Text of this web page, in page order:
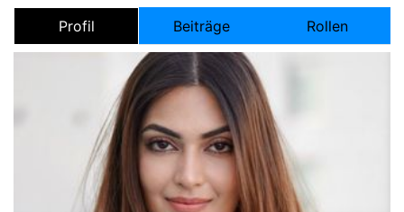
Profil Beiträge Rollen